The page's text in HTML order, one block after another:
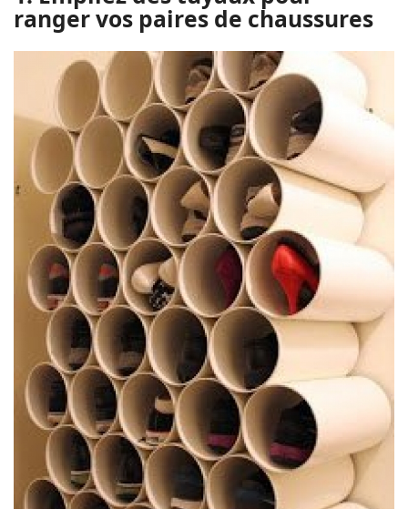
ranger vos paires de chaussures